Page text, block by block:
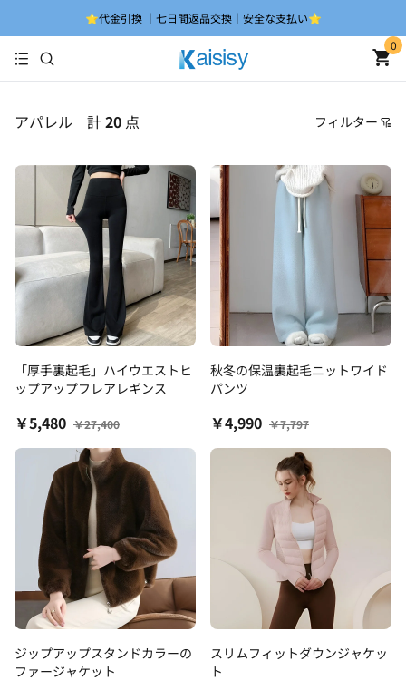
⭐代金引換 ｜七日間返品交換｜安全な支払い⭐
0
アパレル 計20 点 フィルター
価格
おすすめ順
安い順
高い順
古い順
「厚手裏起毛」ハイウエストヒ
ップアップフレアレギンス
￥5,480 ￥27,400
秋冬の保温裏起毛ニットワイド
パンツ
￥4,990 ￥7,797
ジップアップスタンドカラーの
ファージャケット
スリムフィットダウンジャケッ
ト